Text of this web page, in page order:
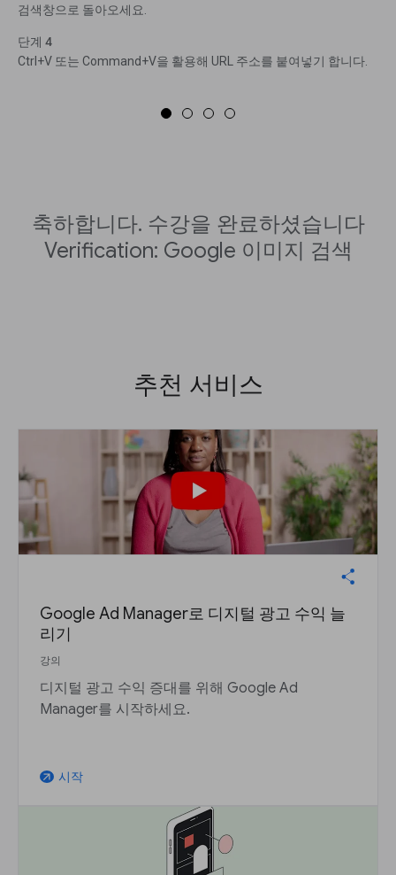
검색창으로 돌아오세요.
단계 4
Ctrl+V 또는 Command+V을 활용해 URL 주소를 붙여넣기 합니다.
축하합니다. 수강을 완료하셨습니다
Verification: Google 이미지 검색
추천 서비스
Google Ad Manager로 디지털 광고 수익 늘
리기
강의
디지털 광고 수익 증대를 위해 Google Ad
Manager를 시작하세요.
arrow_outward 시작